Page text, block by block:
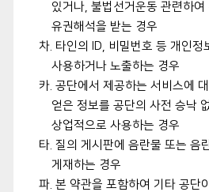
있거나, 불법선거운동 관련하여
유권해석을 받는 경우
차. 타인의 ID, 비밀번호 등 개인정
사용하거나 노출하는 경우
카. 공단에서 제공하는 서비스에
얻은 정보를 공단의 사전 승낙
상업적으로 사용하는 경우
타. 질의 게시판에 음란물 또는 음
게재하는 경우
파. 본 약관을 포함하여 기타 공단